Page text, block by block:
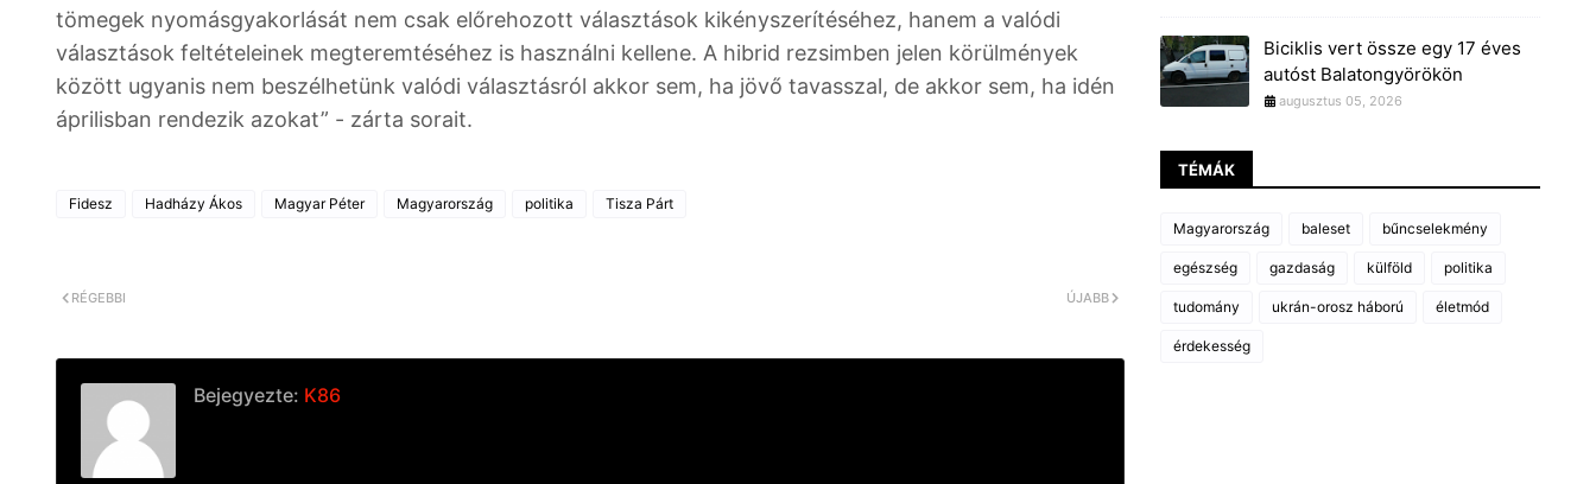
tömegek nyomásgyakorlását nem csak előrehozott választások kikényszerítéséhez, hanem a valódi
választások feltételeinek megteremtéséhez is használni kellene. A hibrid rezsimben jelen körülmények
között ugyanis nem beszélhetünk valódi választásról akkor sem, ha jövő tavasszal, de akkor sem, ha idén
áprilisban rendezik azokat” - zárta sorait.
Fidesz Hadházy Ákos Magyar Péter Magyarország politika Tisza Párt
ÚJABB
RÉGEBBI
Bejegyezte: K86
Biciklis vert össze egy 17 éves
autóst Balatongyörökön
augusztus 05, 2026
TÉMÁK
Magyarország baleset bűncselekmény
egészség gazdaság külföld politika
tudomány ukrán-orosz háború életmód
érdekesség